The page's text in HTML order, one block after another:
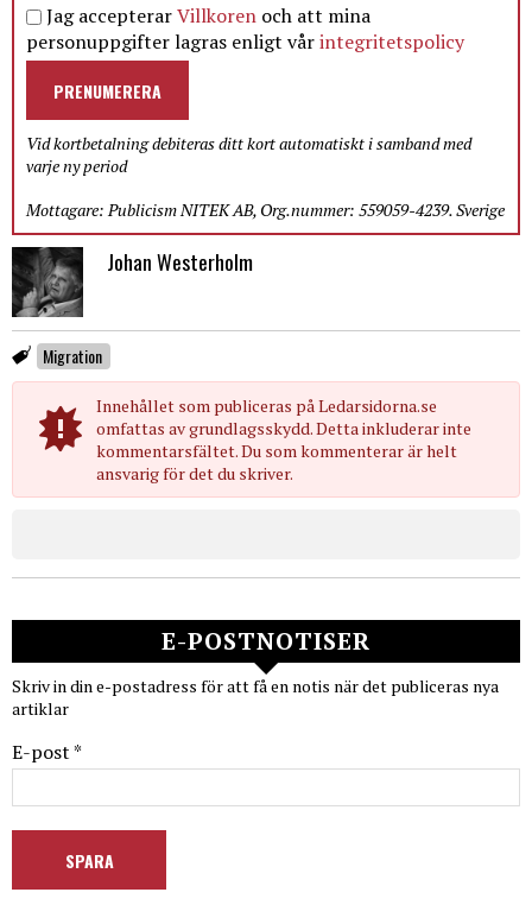
Jag accepterarVillkoren och att mina
personuppgifter lagras enligt vårintegritetspolicy
PRENUMERERA
Vid kortbetalning debiteras ditt kort automatiskt i samband med
varje ny period
Mottagare: Publicism NITEK AB, Org.nummer: 559059-4239. Sverige
Johan Westerholm
Migration
Innehållet som publiceras på Ledarsidorna.se
omfattas av grundlagsskydd. Detta inkluderar inte
kommentarsfältet. Du som kommenterar är helt
ansvarig för det du skriver.
E-POSTNOTISER
Skriv in din e-postadress för att få en notis när det publiceras nya
artiklar
E-post *